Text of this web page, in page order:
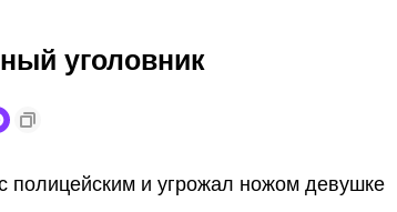
уголовник
полицейским и угрожал ножом девушке